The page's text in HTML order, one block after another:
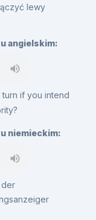
lewy
angielskim:
if you intend
niemieckim:
der